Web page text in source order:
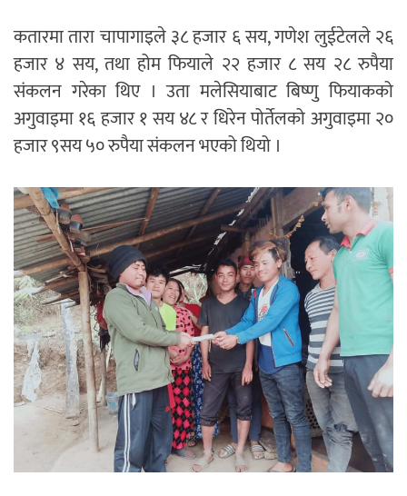
कतारमा तारा चापागाइले ३८ हजार ६ सय, गणेश लुईटेलले २६
हजार ४ सय, तथा होम फियाले २२ हजार ८ सय २८ रुपैया
संकलन गरेका थिए । उता मलेसियाबाट बिष्णु फियाकको
अगुवाइमा १६ हजार १ सय ४८ र धिरेन पोर्तेलको अगुवाइमा २०
हजार ९सय ५० रुपैया संकलन भएको थियो ।